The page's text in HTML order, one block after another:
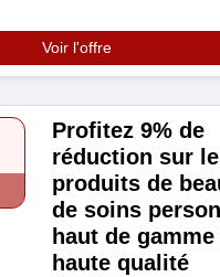
Voir l'offre
Profitez 9% de
réduction sur
produits de
de soins
haut de
haute qualité